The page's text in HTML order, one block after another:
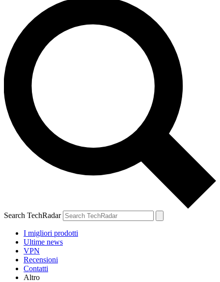
Search TechRadar
I migliori prodotti
Ultime news
VPN
Recensioni
Contatti
Altro